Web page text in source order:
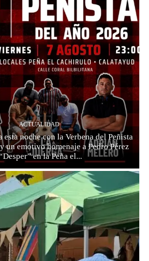
ACTUALIDAD
noche con la Verbena del Peñista
un emotivo homenaje a Pedro Pérez
en la Peña el...